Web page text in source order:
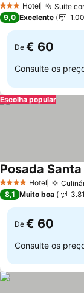
3 EstrelasHotel Suíte
9,0 Excelente
De € 60
Consulte os
Escolha popular
4 EstrelasHotel
Posada
8,1 Muito boa
De € 60
Consulte os